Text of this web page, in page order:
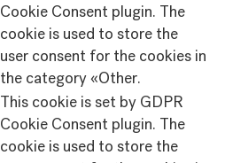
Cookie Consent plugin. The
cookie is used to store the
user consent for the cookies in
the category «Other.
This cookie is set by GDPR
Cookie Consent plugin. The
cookie is used to store the